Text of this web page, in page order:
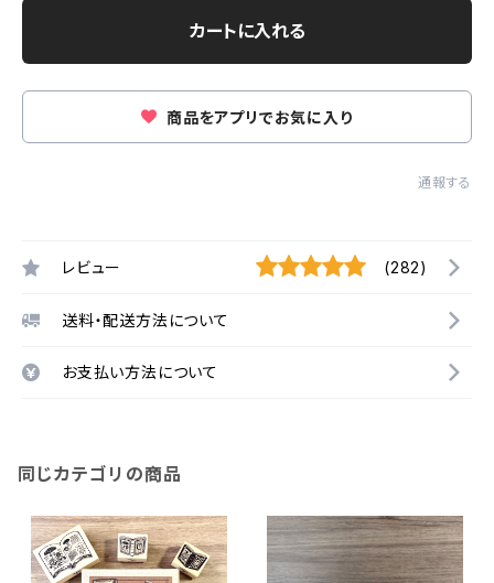
カートに入れる
商品をアプリでお気に入り
通報する
レビュー (282)
送料・配送方法について
お支払い方法について
同じカテゴリの商品